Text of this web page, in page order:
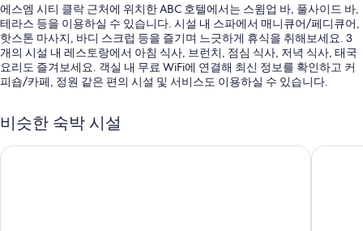
에스엠 시티 클락 근처에 위치한 ABC 호텔에서는 스윔업 바, 풀사이드 바,
테라스 등을 이용하실 수 있습니다. 시설 내 스파에서 매니큐어/페디큐어,
핫스톤 마사지, 바디 스크럽 등을 즐기며 느긋하게 휴식을 취해보세요. 3
개의 시설 내 레스토랑에서 아침 식사, 브런치, 점심 식사, 저녁 식사, 태국
요리도 즐겨보세요. 객실 내 무료 WiFi에 연결해 최신 정보를 확인하고 커
피숍/카페, 정원 같은 편의 시설 및 서비스도 이용하실 수 있습니다.
카바나, 일광욕 의자, 스윔업 바 등을 갖춘 3 개 야외 수영장
비슷한 숙박 시설
와일드 오키드 리조트 센트럴